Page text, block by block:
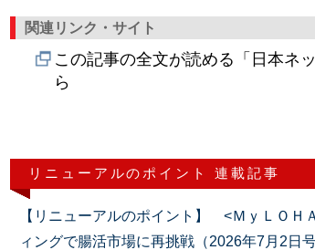
関連リンク・サイト
この記事の全文が読める「日本ネ
ら
リニューアルのポイント 連載記事
【リニューアルのポイント】 <ＭｙＬＯ
ィングで腸活市場に再挑戦（2026年7月2日